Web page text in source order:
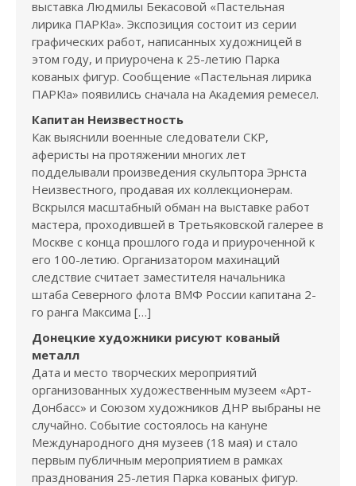
выставка Людмилы Бекасовой «Пастельная
лирика ПАРК!а». Экспозиция состоит из серии
графических работ, написанных художницей в
этом году, и приурочена к 25-летию Парка
кованых фигур. Сообщение «Пастельная лирика
ПАРК!а» появились сначала на Академия ремесел.
Капитан Неизвестность
Как выяснили военные следователи СКР,
аферисты на протяжении многих лет
подделывали произведения скульптора Эрнста
Неизвестного, продавая их коллекционерам.
Вскрылся масштабный обман на выставке работ
мастера, проходившей в Третьяковской галерее в
Москве с конца прошлого года и приуроченной к
его 100-летию. Организатором махинаций
следствие считает заместителя начальника
штаба Северного флота ВМФ России капитана 2-
го ранга Максима […]
Донецкие художники рисуют кованый
металл
Дата и место творческих мероприятий
организованных художественным музеем «Арт-
Донбасс» и Союзом художников ДНР выбраны не
случайно. Событие состоялось на кануне
Международного дня музеев (18 мая) и стало
первым публичным мероприятием в рамках
празднования 25-летия Парка кованых фигур.